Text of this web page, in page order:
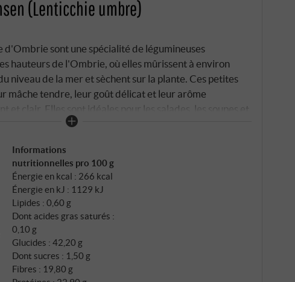
(Lenticchie umbre)
d'Ombrie sont une spécialité de légumineuses
hauteurs de l'Ombrie, où elles mûrissent à environ
niveau de la mer et sèchent sur la plante. Ces petites
mâche tendre, leur goût délicat et leur arôme
et clair. Elles sont idéales pour les salades, les soupes et
qualité tranquille et originale qui rend les bons
Informations
nutritionnelles pro 100 g
Énergie en kcal : 266 kcal
Énergie en kJ : 1129 kJ
Lipides : 0,60 g
Dont acides gras saturés :
0,10 g
Glucides : 42,20 g
Dont sucres : 1,50 g
Fibres : 19,80 g